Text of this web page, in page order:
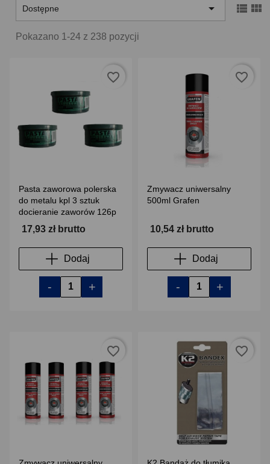
Dostępne   
Pokazano 1-24 z 238 pozycji
Pasta zaworowa polerska
do metalu kpl 3 sztuk
docieranie zaworów 126p
17,93 zł brutto
Dodaj
- +
favorite_border
Zmywacz uniwersalny
500ml Grafen
10,54 zł brutto
Dodaj
- +
favorite_border
favorite_border favorite_border